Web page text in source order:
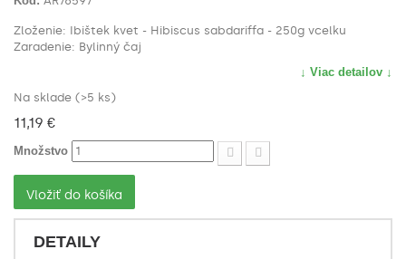
Zloženie: Ibištek kvet - Hibiscus sabdariffa - 250g vcelku
Zaradenie: Bylinný čaj
↓ Viac detailov ↓
Na sklade (>5 ks)
11,19 €
Množstvo
Vložiť do košíka
DETAILY